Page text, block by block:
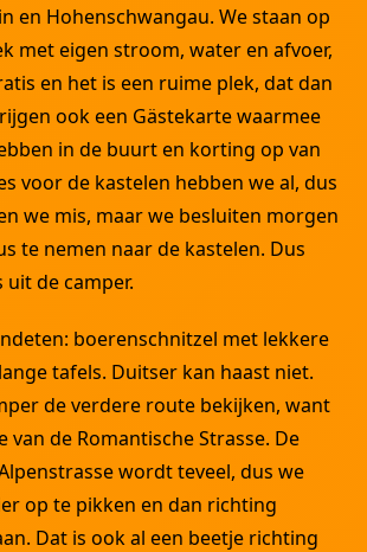
en Hohenschwangau. We staan op
met eigen stroom, water en afvoer,
en het is een ruime plek, dat dan
ook een Gästekarte waarmee
in de buurt en korting op van
voor de kastelen hebben we al, dus
we mis, maar we besluiten morgen
te nemen naar de kastelen. Dus
de camper.
boerenschnitzel met lekkere
tafels. Duitser kan haast niet.
de verdere route bekijken, want
van de Romantische Strasse. De
wordt teveel, dus we
op te pikken en dan richting
Dat is ook al een beetje richting